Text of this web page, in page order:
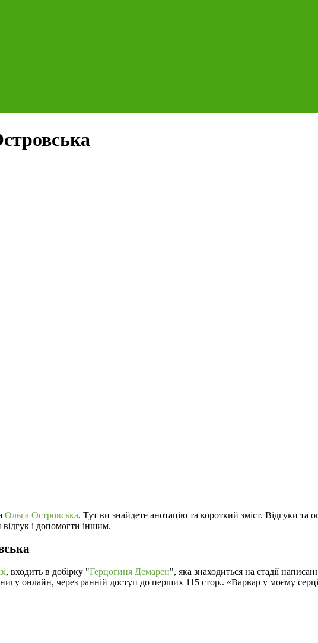
Ольга Островська. Тут ви знайдете анотацію та короткий зміст. Відгуки та
і допомогти іншим.
, входить в добірку "Герцогиня Демарен", яка знаходиться на стадії
онлайн, через ранній доступ до перших 115 стор.. «Варвар у моєму